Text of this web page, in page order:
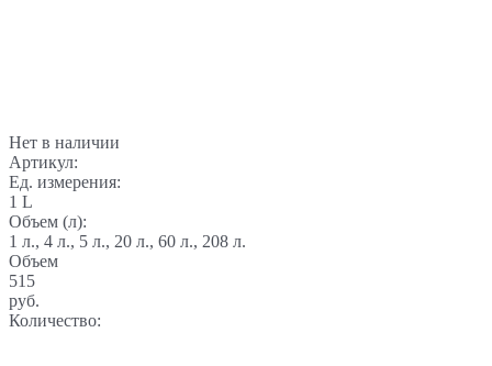
Нет в наличии
Артикул:
Ед. измерения:
1 L
Объем (л):
1 л., 4 л., 5 л., 20 л., 60 л., 208 л.
Объем
515
руб.
Количество: